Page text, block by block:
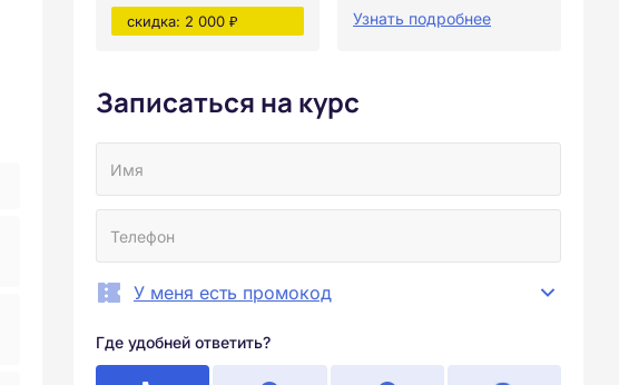
скидка: 2 000 ₽ Узнать подробнее
Записаться на курс
У меня есть промокод
Где удобней ответить?